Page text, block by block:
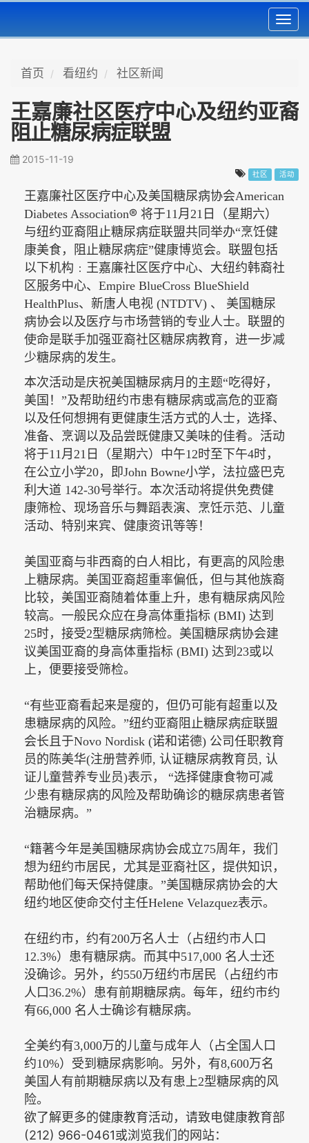
首页 看纽约 社区新闻
王嘉廉社区医疗中心及纽约亚裔
阻止糖尿病症联盟
2015-11-19
社区 活动
王嘉廉社区医疗中心及美国糖尿病协会American
Diabetes Association® 将于11月21日（星期六）
与纽约亚裔阻止糖尿病症联盟共同举办“烹饪健
康美食，阻止糖尿病症”健康博览会。联盟包括
以下机构﹕王嘉廉社区医疗中心、大纽约韩裔社
区服务中心、Empire BlueCross BlueShield
HealthPlus、新唐人电视 (NTDTV) 、 美国糖尿
病协会以及医疗与市场营销的专业人士。联盟的
使命是联手加强亚裔社区糖尿病教育，进一步减
少糖尿病的发生。
本次活动是庆祝美国糖尿病月的主题“吃得好，
美国！”及帮助纽约市患有糖尿病或高危的亚裔
以及任何想拥有更健康生活方式的人士，选择、
准备、烹调以及品尝既健康又美味的佳肴。活动
将于11月21日（星期六）中午12时至下午4时，
在公立小学20，即John Bowne小学，法拉盛巴克
利大道 142-30号举行。本次活动将提供免费健
康筛检、现场音乐与舞蹈表演、烹饪示范、儿童
活动、特别来宾、健康资讯等等！
美国亚裔与非西裔的白人相比，有更高的风险患
上糖尿病。美国亚裔超重率偏低，但与其他族裔
比较，美国亚裔随着体重上升，患有糖尿病风险
较高。一般民众应在身高体重指标 (BMI) 达到
25时，接受2型糖尿病筛检。美国糖尿病协会建
议美国亚裔的身高体重指标 (BMI) 达到23或以
上，便要接受筛检。
“有些亚裔看起来是瘦的，但仍可能有超重以及
患糖尿病的风险。”纽约亚裔阻止糖尿病症联盟
会长且于Novo Nordisk (诺和诺德) 公司任职教育
员的陈美华(注册营养师, 认证糖尿病教育员, 认
证儿童营养专业员)表示， “选择健康食物可减
少患有糖尿病的风险及帮助确诊的糖尿病患者管
治糖尿病。”
“籍著今年是美国糖尿病协会成立75周年，我们
想为纽约市居民，尤其是亚裔社区，提供知识，
帮助他们每天保持健康。”美国糖尿病协会的大
纽约地区使命交付主任Helene Velazquez表示。
在纽约市，约有200万名人士（占纽约市人口
12.3%）患有糖尿病。而其中517,000 名人士还
没确诊。另外，约550万纽约市居民（占纽约市
人口36.2%）患有前期糖尿病。每年，纽约市约
有66,000 名人士确诊有糖尿病。
全美约有3,000万的儿童与成年人（占全国人口
约10%）受到糖尿病影响。另外，有8,600万名
美国人有前期糖尿病以及有患上2型糖尿病的风
险。
欲了解更多的健康教育活动，请致电健康教育部
(212) 966-0461或浏览我们的网站：